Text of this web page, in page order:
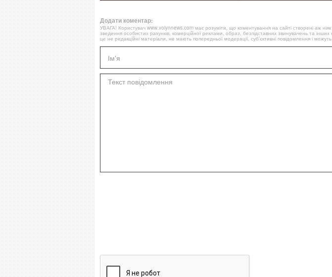
Додати коментар:
УВАГА! Користувач www.volynnews.com має розуміти, що коментування на сайті створені аж ніяк
зведення особистих рахунків, комерційної реклами, образ, безпідставних звинувачень та інших
це не редакційні матеріали, не мають попередньої модерації, суб’єктивні повідомлення і